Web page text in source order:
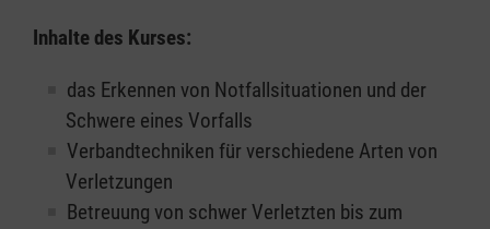
Inhalte des Kurses:
das Erkennen von Notfallsituationen und der
Schwere eines Vorfalls
Verbandtechniken für verschiedene Arten von
Verletzungen
Betreuung von schwer Verletzten bis zum